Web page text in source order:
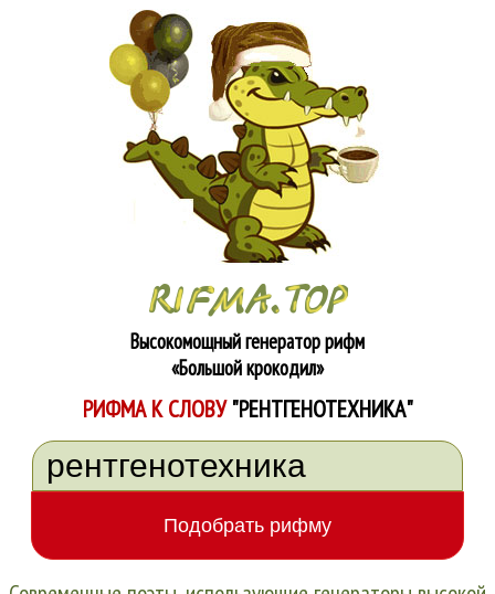
Высокомощный генератор рифм
«Большой крокодил»
РИФМА К СЛОВУ"РЕНТГЕНОТЕХНИКА"